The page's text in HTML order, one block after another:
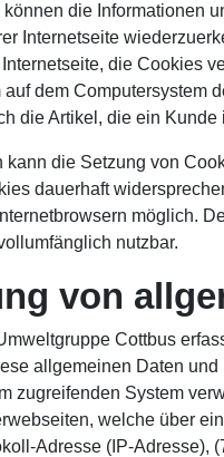
die Informationen
Internetseite
die Cookies
auf dem
die Artikel, die ein
kann die Setzung von
dauerhaft
möglich.
nutzbar.
von
Cottbus
allgemeinen Daten
zugreifenden System
welche über
Adresse (IP-Adresse),